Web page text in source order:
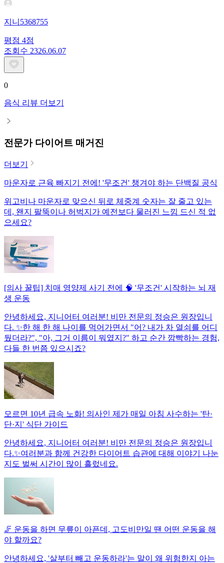
지니5368755
평점 4점
조회수 2326.06.07
0
음식 리뷰 더보기
전문가 다이어트 매거진
더보기
마운자로 근육 빠지기 전에! '무조건' 챙겨야 하는 단백질 공식
위고비나 마운자로 맞으신 뒤로 체중계 숫자는 잘 줄고 있는
데, 왠지 팔뚝이나 허벅지가 예전보다 물러진 느낌 드신 적 없
으세요?
[의사 꿀팁] 치매 영양제 사기 전에 🧠 '무조건' 시작하는 뇌 재
생 운동
안녕하세요, 지니어터 여러분! 비만 전문의 정승은 원장입니
다. ✨한 해 한 해 나이를 먹어가면서 "어? 내가 차 열쇠를 어디
뒀더라?", "아, 그거 이름이 뭐였지?" 하고 순간 깜빡하는 경험,
다들 한 번쯤 있으시죠?
모르면 10년 급속 노화! 의사인 제가 매일 아침 사수하는 '탄·
단·지' 식단 가이드
안녕하세요, 지니어터 여러분! 비만 전문의 정승은 원장입니
다.✨여러분과 함께 건강한 다이어트 습관에 대해 이야기 나눈
지도 벌써 시간이 많이 흘렀네요.
🦵 운동을 하면 무릎이 아픈데, 고도비만일 땐 어떤 운동을 해
야 할까요?
안녕하세요, '살부터 빼고 운동하라'는 말이 왜 위험한지 아는